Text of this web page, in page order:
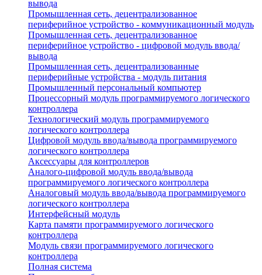
вывода
Промышленная сеть, децентрализованное
периферийное устройство - коммуникационный модуль
Промышленная сеть, децентрализованное
периферийное устройство - цифровой модуль ввода/
вывода
Промышленная сеть, децентрализованные
периферийные устройства - модуль питания
Промышленный персональный компьютер
Процессорный модуль программируемого логического
контроллера
Технологический модуль программируемого
логического контроллера
Цифровой модуль ввода/вывода программируемого
логического контроллера
Аксессуары для контроллеров
Аналого-цифровой модуль ввода/вывода
программируемого логического контроллера
Аналоговый модуль ввода/вывода программируемого
логического контроллера
Интерфейсный модуль
Карта памяти программируемого логического
контроллера
Модуль связи программируемого логического
контроллера
Полная система